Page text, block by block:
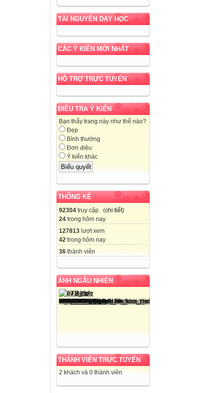
TÀI NGUYÊN DẠY HỌC
CÁC Ý KIẾN MỚI NHẤT
HỖ TRỢ TRỰC TUYẾN
ĐIỀU TRA Ý KIẾN
Bạn thấy trang này như thế nào?
Đẹp
Bình thường
Đơn điệu
Ý kiến khác
THỐNG KÊ
92304 truy cập (chi tiết)
24 trong hôm nay
127813 lượt xem
42 trong hôm nay
36 thành viên
ẢNH NGẪU NHIÊN
THÀNH VIÊN TRỰC TUYẾN
2 khách và 0 thành viên